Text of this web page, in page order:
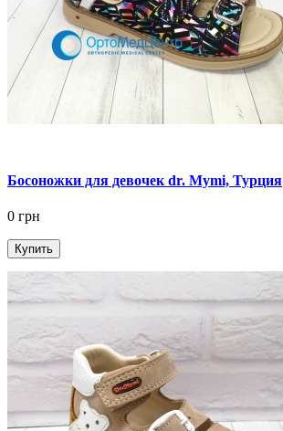
Босоножки для девочек dr. Mymi, Турция
0 грн
Купить